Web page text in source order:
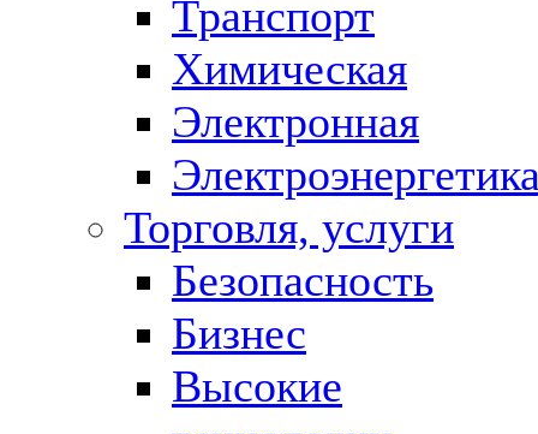
Транспорт
Химическая
Электронная
Торговля, услуги
Безопасность
Бизнес
Высокие